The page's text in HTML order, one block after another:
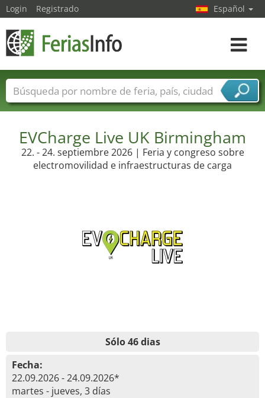
EVCharge Live UK Birmingham
22. - 24. septiembre 2026 | Feria y congreso sobre
electromovilidad e infraestructuras de carga
Sólo 46 dias
Fecha:
22.09.2026 - 24.09.2026*
martes - jueves, 3 días
Login Registrado Español
toggle
Nombres de ferias Países
Ciudades
Sectores de proveedor de servicios